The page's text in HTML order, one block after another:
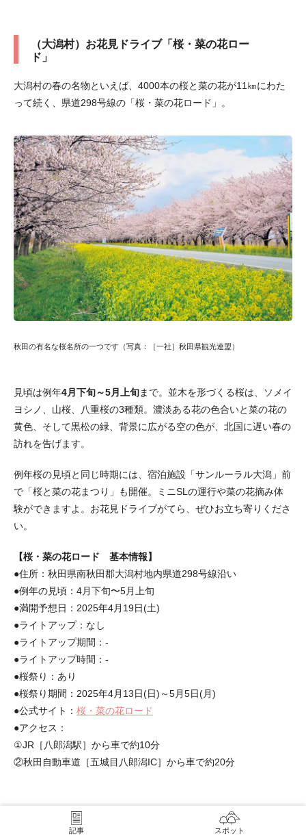
（大潟村）お花見ドライブ「桜・菜の花ロー
ド」
大潟村の春の名物といえば、4000本の桜と菜の花が11㎞にわた
って続く、県道298号線の「桜・菜の花ロード」。
秋田の有名な桜名所の一つです（写真：［一社］秋田県観光連盟）
見頃は例年4月下旬～5月上旬まで。並木を形づくる桜は、ソメイ
ヨシノ、山桜、八重桜の3種類。濃淡ある花の色合いと菜の花の
黄色、そして黒松の緑、背景に広がる空の色が、北国に遅い春の
訪れを告げます。
例年桜の見頃と同じ時期には、宿泊施設「サンルーラル大潟」前
で「桜と菜の花まつり」も開催。ミニSLの運行や菜の花摘み体
験ができますよ。お花見ドライブがてら、ぜひお立ち寄りくださ
い。
【桜・菜の花ロード 基本情報】
●住所：秋田県南秋田郡大潟村地内県道298号線沿い
●例年の見頃：4月下旬〜5月上旬
●満開予想日：2025年4月19日(土)
●ライトアップ：なし
●ライトアップ期間：-
●ライトアップ時間：-
●桜祭り：あり
●桜祭り期間：2025年4月13日(日)～5月5日(月)
●公式サイト： 桜・菜の花ロード
●アクセス：
①JR［八郎潟駅］から車で約10分
②秋田自動車道［五城目八郎潟IC］から車で約20分
記事 スポット